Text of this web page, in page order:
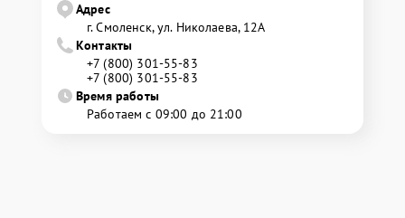
Адрес
г. Смоленск, ул. Николаева, 12А
Контакты
+7 (800) 301-55-83
+7 (800) 301-55-83
Время работы
Работаем с 09:00 до 21:00